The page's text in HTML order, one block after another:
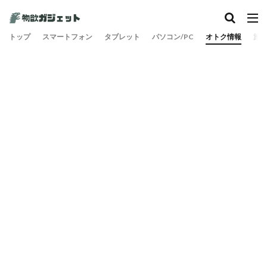
トップ スマートフォン タブレット パソコン/PC オトク情報 旅
カテゴリー